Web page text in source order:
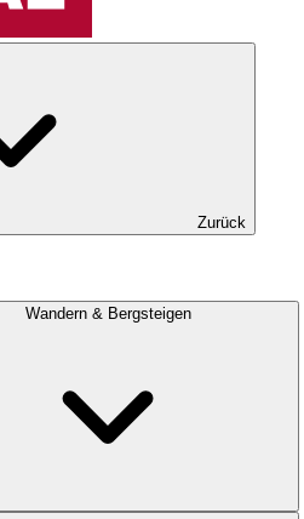
Zurück
Wandern & Bergsteigen